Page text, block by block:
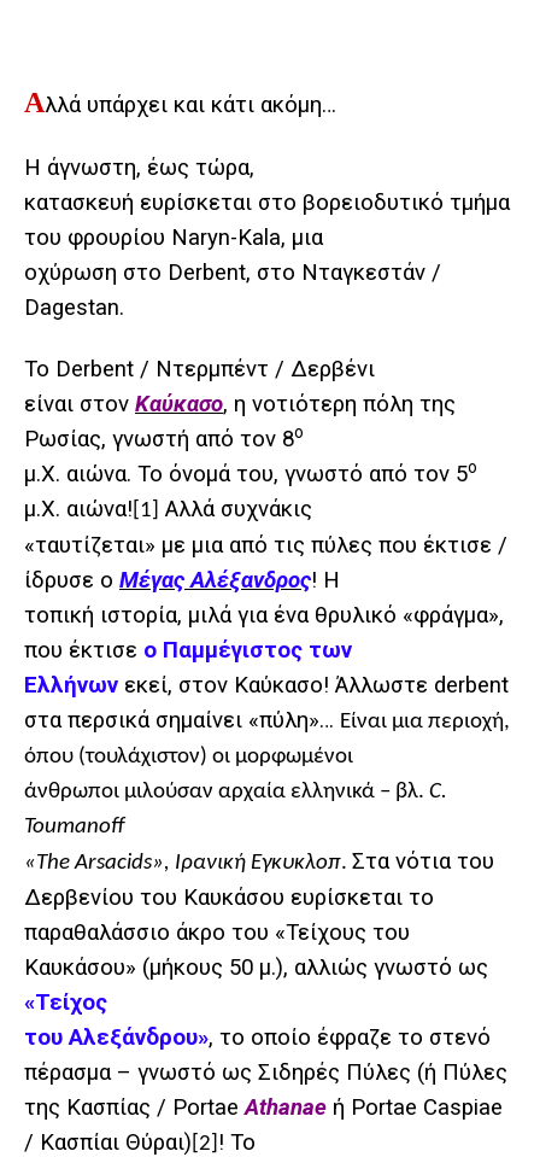
Αλλά υπάρχει και κάτι ακόμη…
Η άγνωστη, έως τώρα,
κατασκευή ευρίσκεται στο βορειοδυτικό τμήμα
του φρουρίου Naryn-Kala, μια
οχύρωση στο Derbent, στο Νταγκεστάν /
Dagestan.
Το Derbent / Ντερμπέντ / Δερβένι
είναι στον Καύκασο, η νοτιότερη πόλη της
Ρωσίας, γνωστή από τον 8ο
μ.Χ. αιώνα. Το όνομά του, γνωστό από τον 5ο
μ.Χ. αιώνα! [1]
Αλλά συχνάκις
«ταυτίζεται» με μια από τις πύλες που έκτισε /
ίδρυσε ο Μέγας Αλέξανδρος! Η
τοπική ιστορία, μιλά για ένα θρυλικό «φράγμα»,
που έκτισε ο Παμμέγιστος των
Ελλήνων εκεί, στον Καύκασο! Άλλωστε derbent
στα περσικά σημαίνει «πύλη»… Είναι μια περιοχή,
όπου (τουλάχιστον) οι μορφωμένοι
άνθρωποι μιλούσαν αρχαία ελληνικά – βλ. C.
Toumanoff
«The Arsacids», Ιρανική Εγκυκλοπ. Στα νότια του
Δερβενίου του Καυκάσου ευρίσκεται το
παραθαλάσσιο άκρο του «Τείχους του
Καυκάσου» (μήκους 50 μ.), αλλιώς γνωστό ως
«Τείχος
του Αλεξάνδρου», το οποίο έφραζε το στενό
πέρασμα – γνωστό ως Σιδηρές Πύλες (ή Πύλες
της Κασπίας / PortaeAthanae ή Portae Caspiae
/ Κασπίαι Θύραι) [2] ! Το